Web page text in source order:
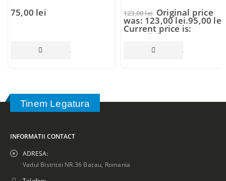
75,00 lei
ADAUGĂ ÎN COȘ
123,00lei Original price
was: 123,00 lei.95,00 lei
Current price is:
95,00 lei.
ADAUGĂ ÎN
Tinem Legatura
INFORMATII CONTACT
ADRESA:
Vadul Bistritei NR.36 Bacau, Romania